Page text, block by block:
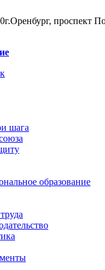
г.Оренбург, проспект
шага
образование